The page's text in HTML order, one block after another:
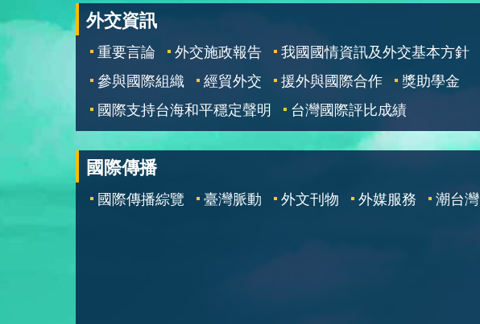
外交資訊
重要言論 外交施政報告
我國國情資訊及外交基本方針
參與國際組織
經貿外交 援外與國際合作
獎助學金
國際支持台海和平穩定聲明
台灣國際評比成績
國際傳播
國際傳播綜覽 臺灣脈動 外文刊物 外媒服務 潮台灣